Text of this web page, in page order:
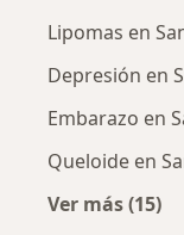
Lipomas en
Depresión en
Embarazo en
Queloide en
Ver más (15)